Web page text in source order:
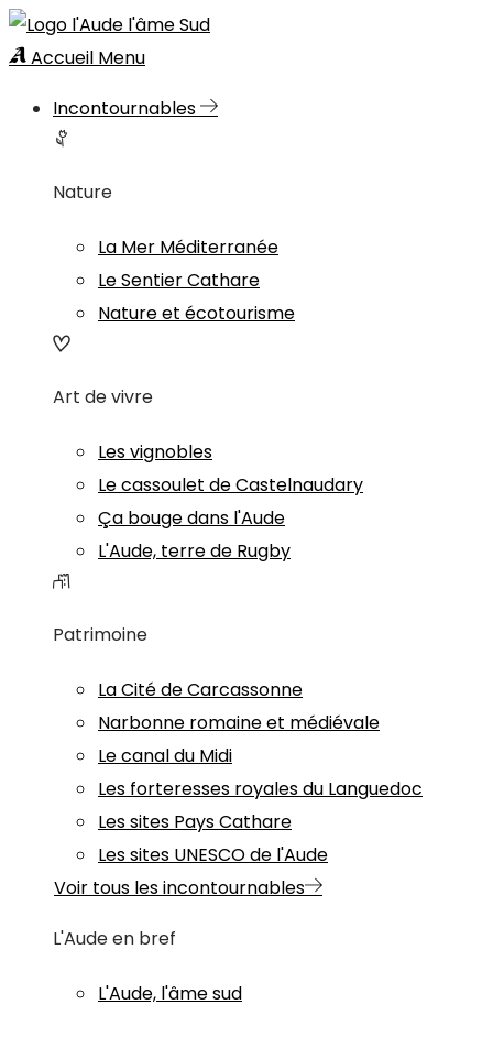
Accueil Menu
Incontournables
Nature
La Mer Méditerranée
Le Sentier Cathare
Nature et écotourisme
Art de vivre
Les vignobles
Le cassoulet de Castelnaudary
Ça bouge dans l'Aude
L'Aude, terre de Rugby
Patrimoine
La Cité de Carcassonne
Narbonne romaine et médiévale
Le canal du Midi
Les forteresses royales du Languedoc
Les sites Pays Cathare
Les sites UNESCO de l'Aude
Voir tous les incontournables
L'Aude en bref
L'Aude, l'âme sud